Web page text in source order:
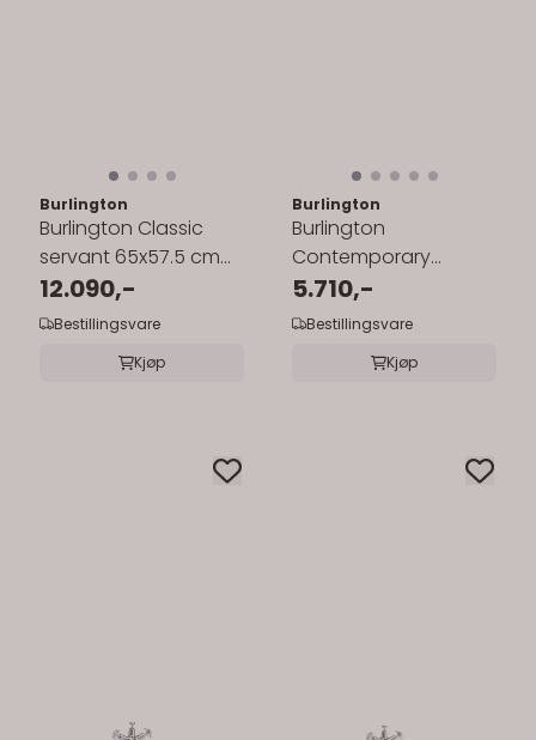
Burlington
Burlington Classic
servant 65x57.5 cm
inkl.søyle i hvit
12.090,-
Bestillingsvare
Kjøp
Burlington
Burlington
Contemporary
servant 58x47 cm
inkl.halvsøyle
5.710,-
Bestillingsvare
Kjøp